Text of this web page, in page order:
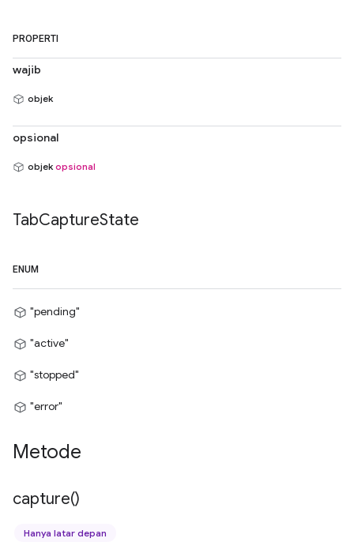
PROPERTI
wajib
objek
opsional
objek opsional
TabCaptureState
ENUM
"pending"
"active"
"stopped"
"error"
Metode
capture()
Hanya latar depan